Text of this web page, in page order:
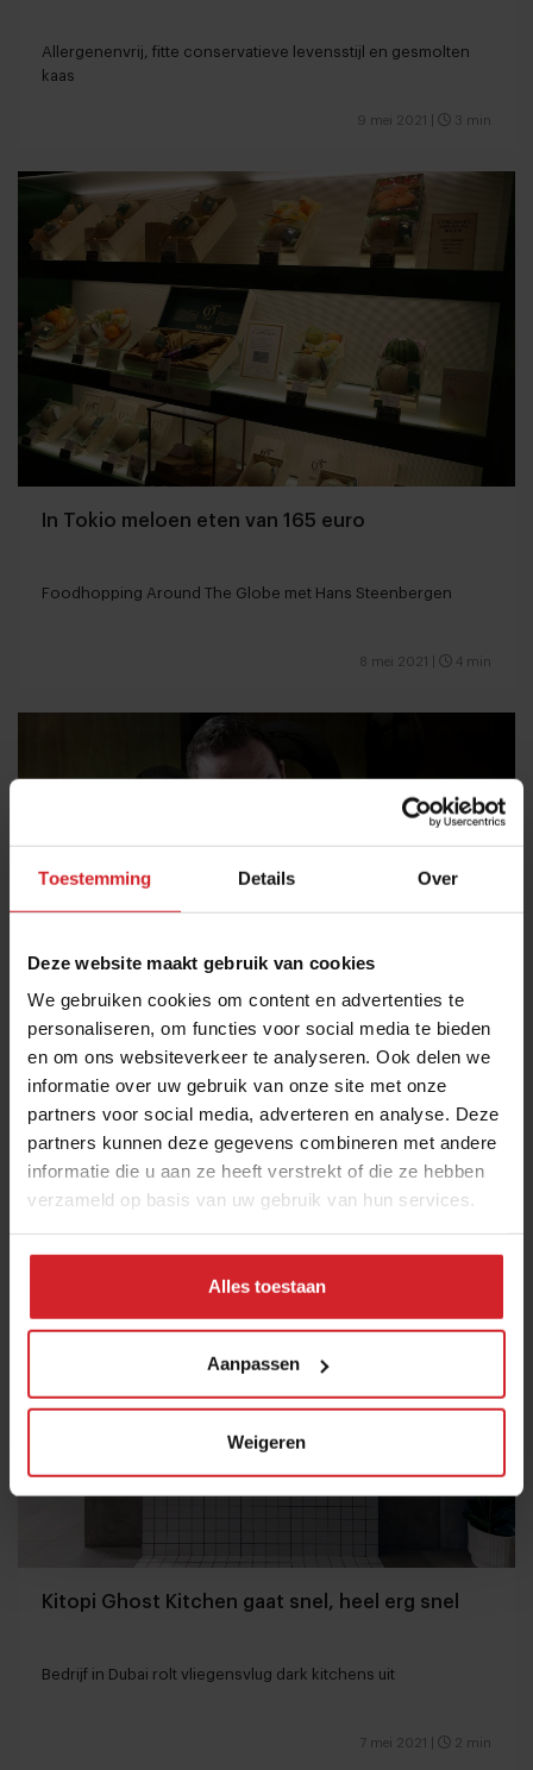
Toestemming Details Over
Deze website maakt gebruik van cookies
We gebruiken cookies om content en advertenties te
personaliseren, om functies voor social media te bieden
en om ons websiteverkeer te analyseren. Ook delen we
informatie over uw gebruik van onze site met onze
partners voor social media, adverteren en analyse. Deze
partners kunnen deze gegevens combineren met andere
informatie die u aan ze heeft verstrekt of die ze hebben
verzameld op basis van uw gebruik van hun services.
Alles toestaan
Aanpassen
Weigeren
Allergenenvrij, fitte conservatieve levensstijl en gesmolten
kaas
9 mei 2021 3 min
In Tokio meloen eten van 165 euro
Foodhopping Around The Globe met Hans Steenbergen
8 mei 2021 4 min
De soundtrack van Erik van Loo
Chefs delen de muziek waarop zij de sterren van de hemel
8 mei 2021| 3 min
Kitopi Ghost Kitchen gaat snel, heel erg snel
Bedrijf in Dubai rolt vliegensvlug dark kitchens uit
7 mei 2021 2 min